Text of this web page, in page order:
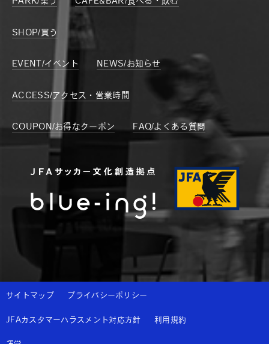
SHOP/買う
EVENT/イベント NEWS/お知らせ
ACCESS/アクセス・営業時間
COUPON/お得なクーポン FAQ/よくある質問
サイトマップ プライバシーポリシー
JFAカスタマーハラスメント対応方針 利用規約